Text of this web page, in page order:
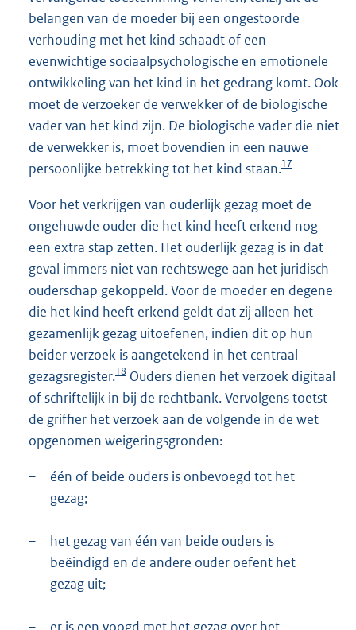
belangen van de moeder bij een ongestoorde
verhouding met het kind schaadt of een
evenwichtige sociaalpsychologische en emotionele
ontwikkeling van het kind in het gedrang komt. Ook
moet de verzoeker de verwekker of de biologische
vader van het kind zijn. De biologische vader die niet
de verwekker is, moet bovendien in een nauwe
persoonlijke betrekking tot het kind staan.17
Voor het verkrijgen van ouderlijk gezag moet de
ongehuwde ouder die het kind heeft erkend nog
een extra stap zetten. Het ouderlijk gezag is in dat
geval immers niet van rechtswege aan het juridisch
ouderschap gekoppeld. Voor de moeder en degene
die het kind heeft erkend geldt dat zij alleen het
gezamenlijk gezag uitoefenen, indien dit op hun
beider verzoek is aangetekend in het centraal
gezagsregister.18 Ouders dienen het verzoek digitaal
of schriftelijk in bij de rechtbank. Vervolgens toetst
de griffier het verzoek aan de volgende in de wet
opgenomen weigeringsgronden:
–
één of beide ouders is onbevoegd tot het
gezag;
–
het gezag van één van beide ouders is
beëindigd en de andere ouder oefent het
gezag uit;